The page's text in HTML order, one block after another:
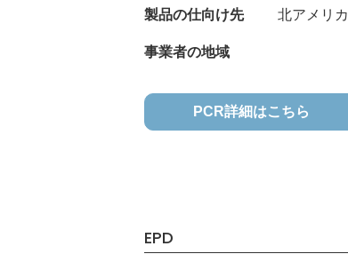
製品の仕向け先 北アメリカ
事業者の地域
PCR詳細はこちら
EPD